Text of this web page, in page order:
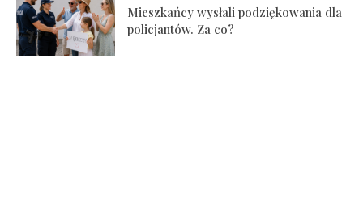
Mieszkańcy wysłali podziękowania dla
policjantów. Za co?